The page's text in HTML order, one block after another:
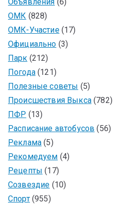
ОМК (828)
ОМК-Участие(17)
Официально (3)
Парк (212)
Погода(121)
Полезные советы (5)
Происшествия Выкса(782)
ПФР (13)
Расписание автобусов (56)
Реклама (5)
Рекомедуем (4)
Рецепты (17)
Созвездие (10)
Спорт(955)